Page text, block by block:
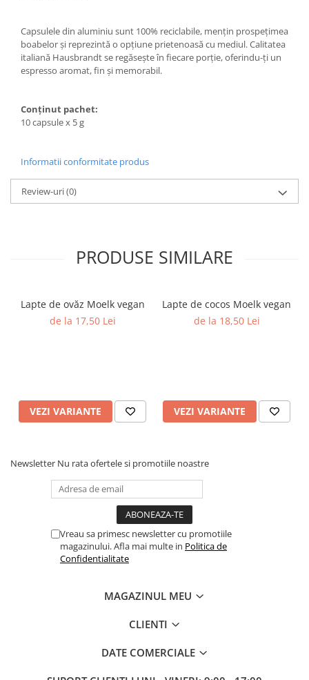
Capsulele din aluminiu sunt 100% reciclabile, mențin prospețimea
boabelor și reprezintă o opțiune prietenoasă cu mediul. Calitatea
italiană Hausbrandt se regăsește în fiecare porție, oferindu-ți un
espresso aromat, fin și memorabil.
Conținut pachet:
10 capsule x 5 g
Informatii conformitate produs
Review-uri(0)
PRODUSE SIMILARE
Lapte de ovăz Moelk vegan
de la 17,50 Lei
VEZI VARIANTE
Lapte de cocos Moelk vegan
de la 18,50 Lei
VEZI VARIANTE
Newsletter Nu rata ofertele si promotiile noastre
Vreau sa primesc newsletter cu promotiile
magazinului. Afla mai multe in Politica de
Confidentialitate
MAGAZINUL MEU
CLIENTI
DATE COMERCIALE